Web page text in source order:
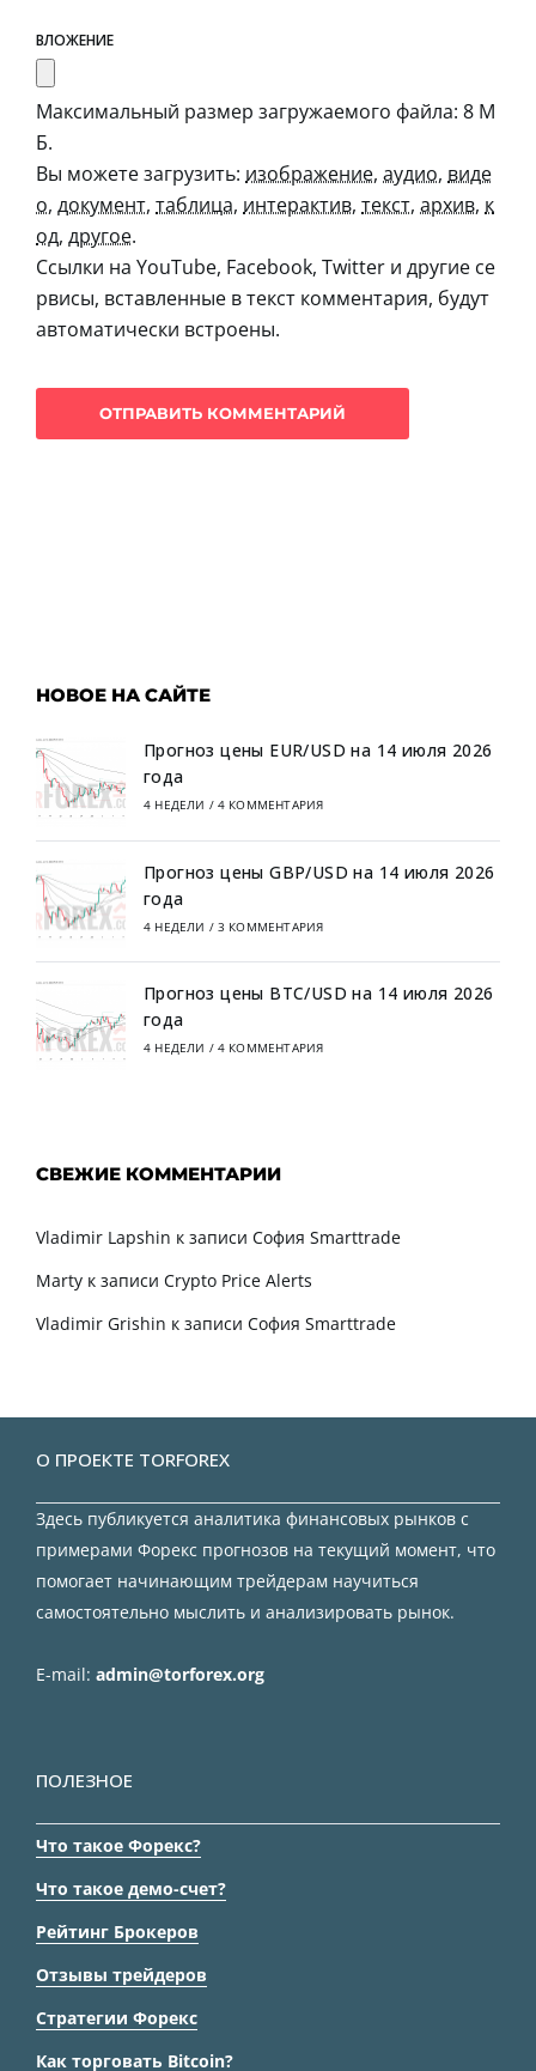
ВЛОЖЕНИЕ
Максимальный размер загружаемого файла: 8 М
Б.
Вы можете загрузить: изображение, аудио, виде
о, документ, таблица, интерактив, текст, архив, к
од, другое.
Ссылки на YouTube, Facebook, Twitter и другие се
рвисы, вставленные в текст комментария, будут
автоматически встроены.
НОВОЕ НА САЙТЕ
Прогноз цены EUR/USD на 14 июля 2026
года
4 НЕДЕЛИ / 4 КОММЕНТАРИЯ
Прогноз цены GBP/USD на 14 июля 2026
года
4 НЕДЕЛИ / 3 КОММЕНТАРИЯ
Прогноз цены BTC/USD на 14 июля 2026
года
4 НЕДЕЛИ / 4 КОММЕНТАРИЯ
СВЕЖИЕ КОММЕНТАРИИ
Vladimir Lapshin к записи София Smarttrade
Marty к записи Crypto Price Alerts
Vladimir Grishin к записи София Smarttrade
О ПРОЕКТЕ TORFOREX
Здесь публикуется аналитика финансовых рынков с
примерами Форекс прогнозов на текущий момент, что
помогает начинающим трейдерам научиться
самостоятельно мыслить и анализировать рынок.
E-mail: admin@torforex.org
ПОЛЕЗНОЕ
Что такое Форекс?
Что такое демо-счет?
Рейтинг Брокеров
Отзывы трейдеров
Стратегии Форекс
Как торговать Bitcoin?